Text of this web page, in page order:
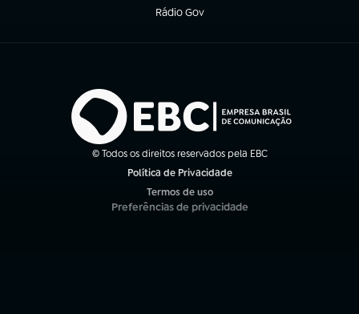
Rádio Gov
(abre em nova aba)
© Todos os direitos reservados pela EBC
Política de Privacidade
Termos de uso
(abre em nova aba)
Preferências de privacidade